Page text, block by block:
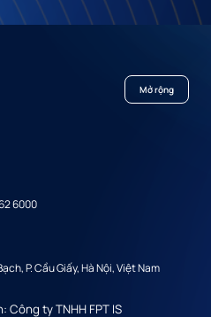
Mở rộng
6000
P. Cầu Giấy, Hà Nội, Việt Nam
Công ty TNHH FPT IS